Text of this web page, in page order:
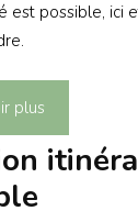
est possible, ici
plus